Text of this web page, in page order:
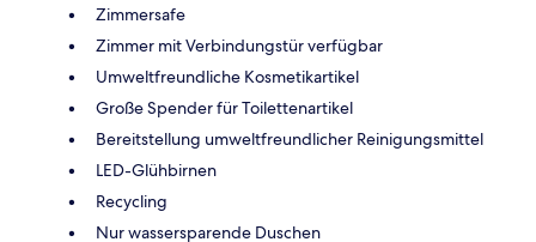
Zimmersafe
Zimmer mit Verbindungstür verfügbar
Umweltfreundliche Kosmetikartikel
Große Spender für Toilettenartikel
Bereitstellung umweltfreundlicher Reinigungsmittel
LED-Glühbirnen
Recycling
Nur wassersparende Duschen